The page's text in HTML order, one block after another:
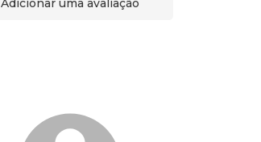
Adicionar uma avaliação